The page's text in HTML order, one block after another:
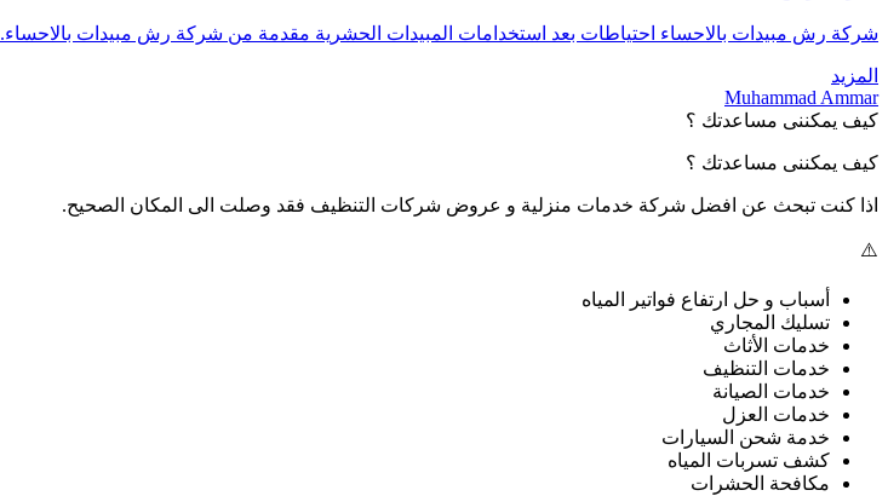
شركة رش مبيدات بالاحساء احتياطات بعد استخدامات المبيدات الحشرية مقدمة من شركة رش مبيدات بالاحساء. 1. تنظيف وتعقيم أي جزء...
المزيد
Muhammad Ammar
كيف يمكننى مساعدتك ؟
كيف يمكننى مساعدتك ؟
اذا كنت تبحث عن افضل شركة خدمات منزلية و عروض شركات التنظيف فقد وصلت الى المكان الصحيح.
أسباب و حل ارتفاع فواتير المياه
تسليك المجاري
خدمات الأثاث
خدمات التنظيف
خدمات الصيانة
خدمات العزل
خدمة شحن السيارات
كشف تسربات المياه
مكافحة الحشرات